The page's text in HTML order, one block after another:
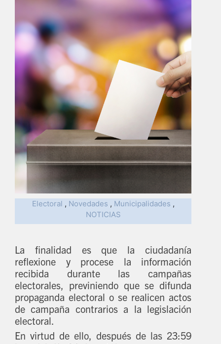
Electoral , Novedades , Municipalidades ,
NOTICIAS
La finalidad es que la ciudadanía
reflexione y procese la información
recibida durante las campañas
electorales, previniendo que se difunda
propaganda electoral o se realicen actos
de campaña contrarios a la legislación
electoral.
En virtud de ello, después de las 23:59